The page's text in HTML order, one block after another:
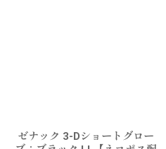
ゼナック 3-Dショートグロー